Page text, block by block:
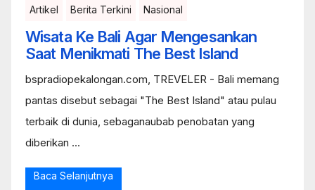
Artikel Berita Terkini Nasional
Wisata Ke Bali Agar Mengesankan
Saat Menikmati The Best Island
bspradiopekalongan.com, TREVELER - Bali memang
pantas disebut sebagai "The Best Island" atau pulau
terbaik di dunia, sebaganaubab penobatan yang
diberikan ...
Baca Selanjutnya